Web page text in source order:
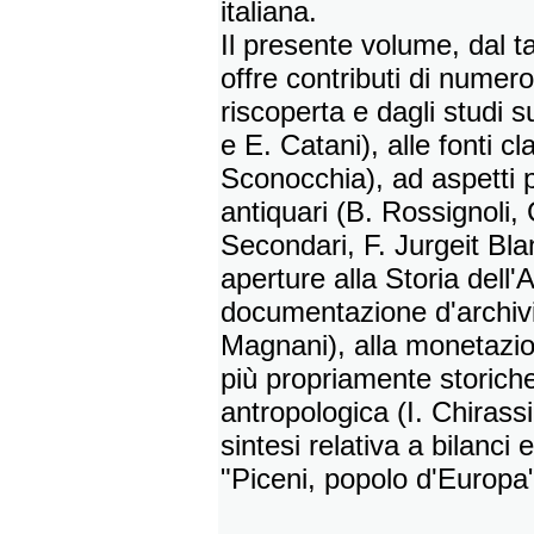
italiana.
Il presente volume, dal
offre contributi di
riscoperta e dagli studi
e E. Catani), alle fonti
Sconocchia), ad aspetti
antiquari (B. Rossignoli,
Secondari, F. Jurgeit
aperture alla Storia
documentazione
Magnani), alla
più propriamente
antropologica (I.
sintesi relativa a bilanci
"Piceni, popolo